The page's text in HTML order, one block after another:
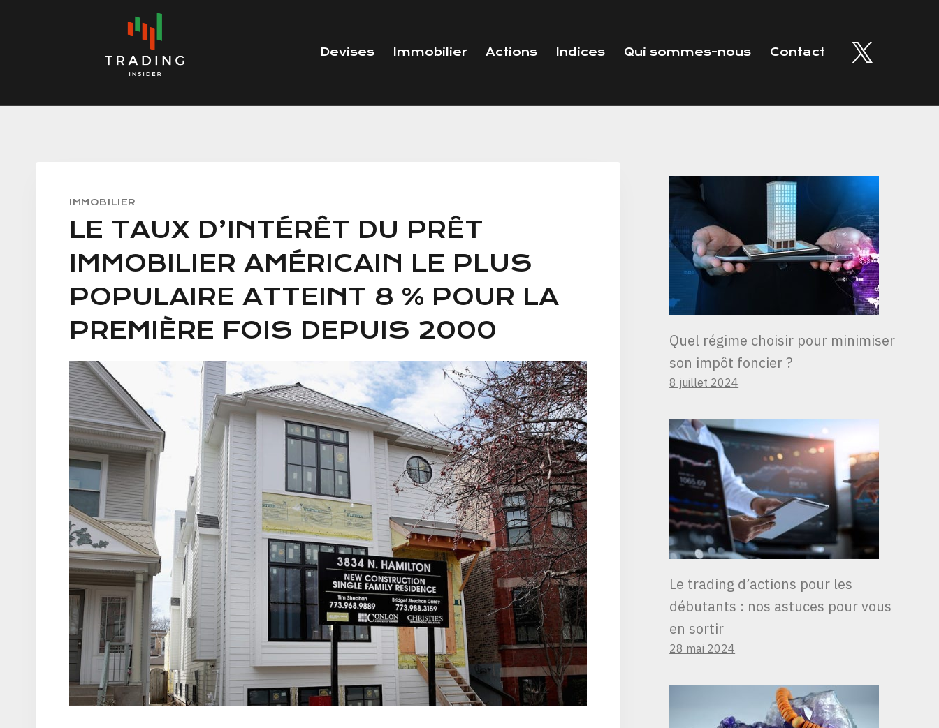
Devises Immobilier Actions Indices Qui sommes-nous Contact
IMMOBILIER
LE TAUX D’INTÉRÊT DU PRÊT
IMMOBILIER AMÉRICAIN LE PLUS
POPULAIRE ATTEINT 8 % POUR LA
PREMIÈRE FOIS DEPUIS 2000
Quel régime choisir pour minimiser
son impôt foncier ?
8 juillet 2024
Le trading d’actions pour les
débutants : nos astuces pour vous
en sortir
28 mai 2024